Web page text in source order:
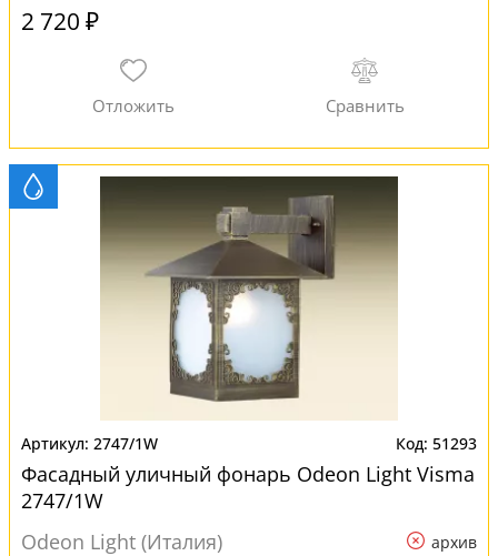
2 720 ₽
2747/1W 51293
Фасадный уличный фонарь Odeon Light Visma
2747/1W
Odeon Light (Италия)
архив